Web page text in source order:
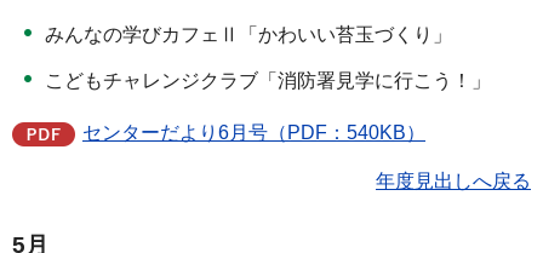
みんなの学びカフェⅡ「かわいい苔玉づくり」
こどもチャレンジクラブ「消防署見学に行こう！」
センターだより6月号（PDF：540KB）
年度見出しへ戻る
5月